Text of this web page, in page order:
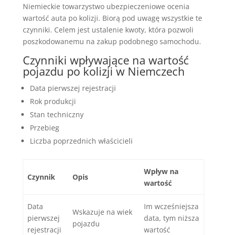
Niemieckie towarzystwo ubezpieczeniowe ocenia
wartość auta po kolizji. Biorą pod uwagę wszystkie te
czynniki. Celem jest ustalenie kwoty, która pozwoli
poszkodowanemu na zakup podobnego samochodu.
Czynniki wpływające na wartość
pojazdu po kolizji w Niemczech
Data pierwszej rejestracji
Rok produkcji
Stan techniczny
Przebieg
Liczba poprzednich właścicieli
Czynnik Opis
Wpływ na
wartość
Data
pierwszej
rejestracji
Wskazuje na wiek
pojazdu
Im wcześniejsza
data, tym niższa
wartość